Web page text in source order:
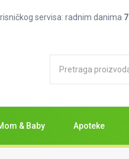
servisa: radnim danima
& Baby Apoteke